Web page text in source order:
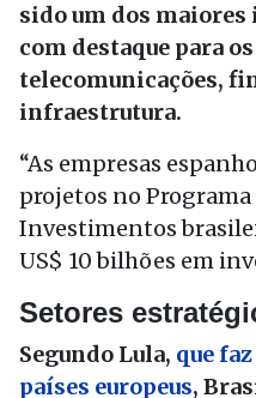
sido um dos
com destaque para
telecomunicações,
infraestrutura.
“As empresas
projetos no Programa
Investimentos
US$ 10 bilhões em
Setores
Segundo Lula, que
países europeus,